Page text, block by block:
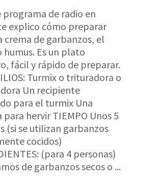
programa de radio en
explico cómo preparar
crema de garbanzos, el
humus. Es un plato
fácil y rápido de preparar.
Turmix o trituradora o
Un recipiente
para el turmix Una
para hervir TIEMPO Unos 5
(si se utilizan garbanzos
cocidos)
(para 4 personas)
de garbanzos secos o